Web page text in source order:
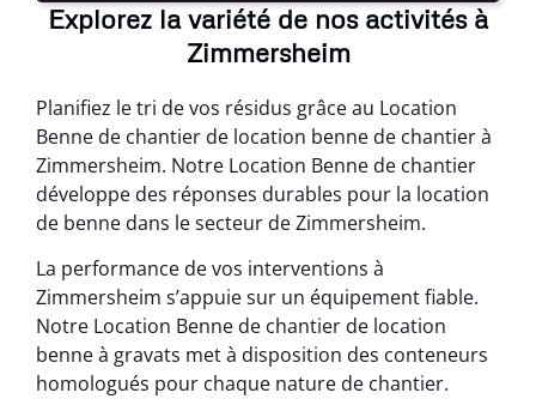
Explorez la variété de nos activités à
Zimmersheim
Planifiez le tri de vos résidus grâce au Location
Benne de chantier de location benne de chantier à
Zimmersheim. Notre Location Benne de chantier
développe des réponses durables pour la location
de benne dans le secteur de Zimmersheim.
La performance de vos interventions à
Zimmersheim s’appuie sur un équipement fiable.
Notre Location Benne de chantier de location
benne à gravats met à disposition des conteneurs
homologués pour chaque nature de chantier.